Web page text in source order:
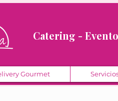
Catering -
Gourmet